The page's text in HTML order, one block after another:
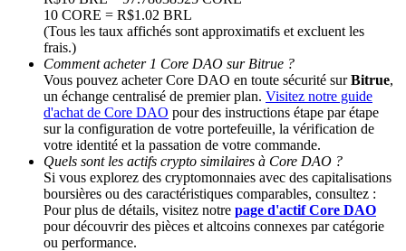
Deposit CASHCAT & Win
Share 500000 CASHCAT prize pool
Exclusive for BitMart Users
Register & Trade to Win 500,000 USDT
10 CORE = R$1.02 BRL
(Tous les taux affichés sont approximatifs et excluent les
frais.)
Comment acheter 1 Core DAO sur Bitrue ?
Vous pouvez acheter Core DAO en toute sécurité surBitrue,
un échange centralisé de premier plan. Visitez notre guide
d'achat de Core DAO pour des instructions étape par étape
sur la configuration de votre portefeuille, la vérification de
votre identité et la passation de votre commande.
Quels sont les actifs crypto similaires à Core DAO ?
Si vous explorez des cryptomonnaies avec des capitalisations
boursières ou des caractéristiques comparables, consultez :
Pour plus de détails, visitez notre page d'actif Core DAO
pour découvrir des pièces et altcoins connexes par catégorie
ou performance.